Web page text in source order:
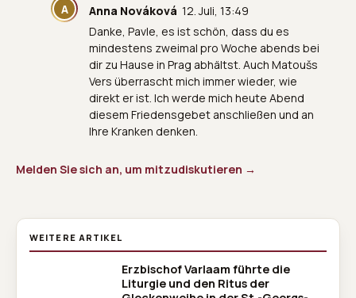
A Anna Nováková 12. Juli, 13:49
Danke, Pavle, es ist schön, dass du es
mindestens zweimal pro Woche abends bei
dir zu Hause in Prag abhältst. Auch Matoušs
Vers überrascht mich immer wieder, wie
direkt er ist. Ich werde mich heute Abend
diesem Friedensgebet anschließen und an
Ihre Kranken denken.
Melden Sie sich an, um mitzudiskutieren →
WEITERE ARTIKEL
Erzbischof Varlaam führte die
Liturgie und den Ritus der